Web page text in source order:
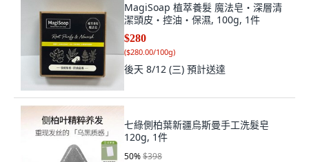
MagiSoap 植萃養髮 魔法皂・深層清
潔頭皮・控油・保濕, 100g, 1件
$280
($280.00/100g)
後天 8/12 (三) 預計送達
七綠側柏葉新疆烏斯曼手工洗髮皂
120g, 1件
50%$398